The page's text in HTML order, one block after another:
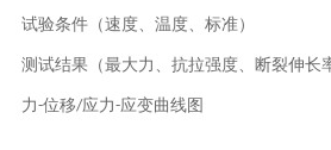
试验条件（速度、温度、标准）
测试结果（最大力、抗拉强度、断裂伸长
力-位移/应力-应变曲线图